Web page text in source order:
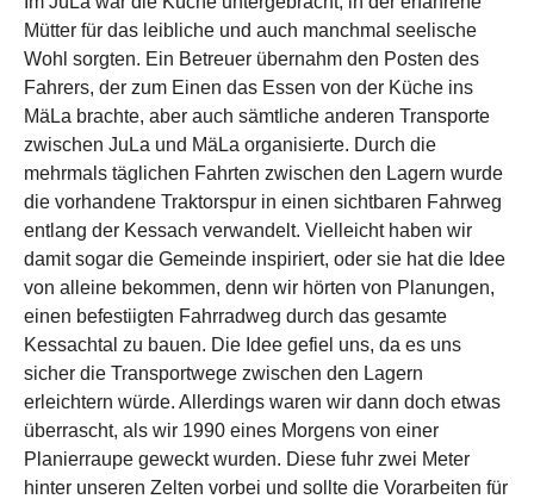
Mütter für das leibliche und auch manchmal seelische
Wohl sorgten. Ein Betreuer übernahm den Posten des
Fahrers, der zum Einen das Essen von der Küche ins
MäLa brachte, aber auch sämtliche anderen Transporte
zwischen JuLa und MäLa organisierte. Durch die
mehrmals täglichen Fahrten zwischen den Lagern wurde
die vorhandene Traktorspur in einen sichtbaren Fahrweg
entlang der Kessach verwandelt. Vielleicht haben wir
damit sogar die Gemeinde inspiriert, oder sie hat die Idee
von alleine bekommen, denn wir hörten von Planungen,
einen befestiigten Fahrradweg durch das gesamte
Kessachtal zu bauen. Die Idee gefiel uns, da es uns
sicher die Transportwege zwischen den Lagern
erleichtern würde. Allerdings waren wir dann doch etwas
überrascht, als wir 1990 eines Morgens von einer
Planierraupe geweckt wurden. Diese fuhr zwei Meter
hinter unseren Zelten vorbei und sollte die Vorarbeiten für